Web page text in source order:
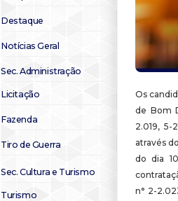
Destaque
Notícias Geral
Sec. Administração
Licitação
Fazenda
Tiro de Guerra
Sec. Cultura e Turismo
Turismo
Os
de Bom
2.019, 5-
através
do dia
n° 2-